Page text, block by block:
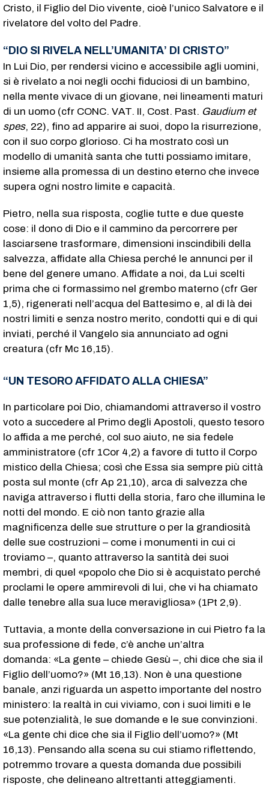
Cristo, il Figlio del Dio vivente, cioè l’unico Salvatore e il
rivelatore del volto del Padre.
“DIO SI RIVELA NELL’UMANITA’ DI CRISTO”
In Lui Dio, per rendersi vicino e accessibile agli uomini,
si è rivelato a noi negli occhi fiduciosi di un bambino,
nella mente vivace di un giovane, nei lineamenti maturi
di un uomo (cfr CONC. VAT. II, Cost. Past. Gaudium et
spes, 22), fino ad apparire ai suoi, dopo la risurrezione,
con il suo corpo glorioso. Ci ha mostrato così un
modello di umanità santa che tutti possiamo imitare,
insieme alla promessa di un destino eterno che invece
supera ogni nostro limite e capacità.
Pietro, nella sua risposta, coglie tutte e due queste
cose: il dono di Dio e il cammino da percorrere per
lasciarsene trasformare, dimensioni inscindibili della
salvezza, affidate alla Chiesa perché le annunci per il
bene del genere umano. Affidate a noi, da Lui scelti
prima che ci formassimo nel grembo materno (cfr Ger
1,5), rigenerati nell’acqua del Battesimo e, al di là dei
nostri limiti e senza nostro merito, condotti qui e di qui
inviati, perché il Vangelo sia annunciato ad ogni
creatura (cfr Mc 16,15).
“UN TESORO AFFIDATO ALLA CHIESA”
In particolare poi Dio, chiamandomi attraverso il vostro
voto a succedere al Primo degli Apostoli, questo tesoro
lo affida a me perché, col suo aiuto, ne sia fedele
amministratore (cfr 1Cor 4,2) a favore di tutto il Corpo
mistico della Chiesa; così che Essa sia sempre più città
posta sul monte (cfr Ap 21,10), arca di salvezza che
naviga attraverso i flutti della storia, faro che illumina le
notti del mondo. E ciò non tanto grazie alla
magnificenza delle sue strutture o per la grandiosità
delle sue costruzioni – come i monumenti in cui ci
troviamo –, quanto attraverso la santità dei suoi
membri, di quel «popolo che Dio si è acquistato perché
proclami le opere ammirevoli di lui, che vi ha chiamato
dalle tenebre alla sua luce meravigliosa» (1Pt 2,9).
Tuttavia, a monte della conversazione in cui Pietro fa la
sua professione di fede, c’è anche un’altra
domanda: «La gente – chiede Gesù –, chi dice che sia il
Figlio dell’uomo?» (Mt 16,13). Non è una questione
banale, anzi riguarda un aspetto importante del nostro
ministero: la realtà in cui viviamo, con i suoi limiti e le
sue potenzialità, le sue domande e le sue convinzioni.
«La gente chi dice che sia il Figlio dell’uomo?» (Mt
16,13). Pensando alla scena su cui stiamo riflettendo,
potremmo trovare a questa domanda due possibili
risposte, che delineano altrettanti atteggiamenti.